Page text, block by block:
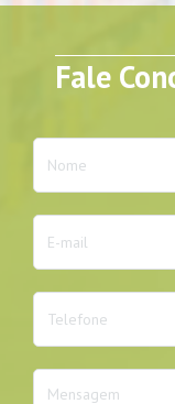
Fale